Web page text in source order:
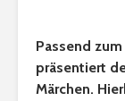
Passend
präsentiert
Märchen.